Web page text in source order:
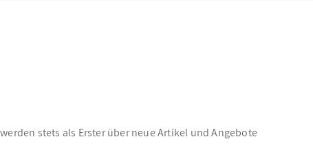
stets als Erster über neue Artikel und Angebote